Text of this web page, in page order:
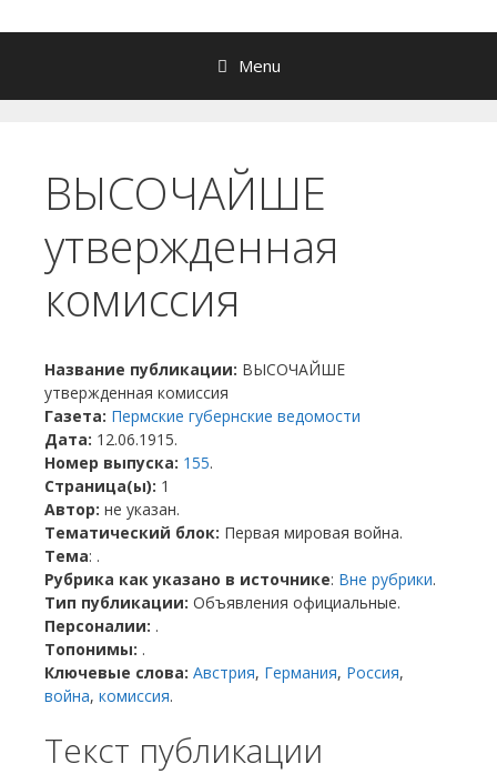
Menu
ВЫСОЧАЙШЕ
утвержденная
комиссия
Название публикации: ВЫСОЧАЙШЕ
утвержденная комиссия
Газета: Пермские губернские ведомости
Дата: 12.06.1915.
Номер выпуска: 155.
Страница(ы): 1
Автор: не указан.
Тематический блок: Первая мировая война.
Тема: .
Рубрика как указано в источнике: Вне рубрики.
Тип публикации: Объявления официальные.
Персоналии: .
Топонимы: .
Ключевые слова: Австрия, Германия, Россия,
война, комиссия.
Текст публикации